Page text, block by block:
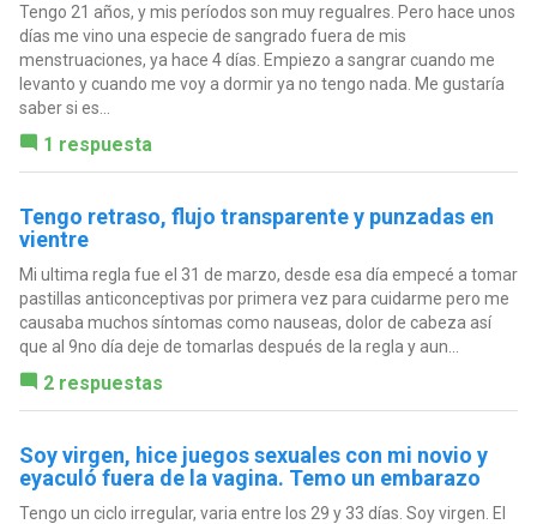
Tengo 21 años, y mis períodos son muy regualres. Pero hace unos
días me vino una especie de sangrado fuera de mis
menstruaciones, ya hace 4 días. Empiezo a sangrar cuando me
levanto y cuando me voy a dormir ya no tengo nada. Me gustaría
saber si es...
1 respuesta
Tengo retraso, flujo transparente y punzadas en
vientre
Mi ultima regla fue el 31 de marzo, desde esa día empecé a tomar
pastillas anticonceptivas por primera vez para cuidarme pero me
causaba muchos síntomas como nauseas, dolor de cabeza así
que al 9no día deje de tomarlas después de la regla y aun...
2 respuestas
Soy virgen, hice juegos sexuales con mi novio y
eyaculó fuera de la vagina. Temo un embarazo
Tengo un ciclo irregular, varia entre los 29 y 33 días. Soy virgen. El